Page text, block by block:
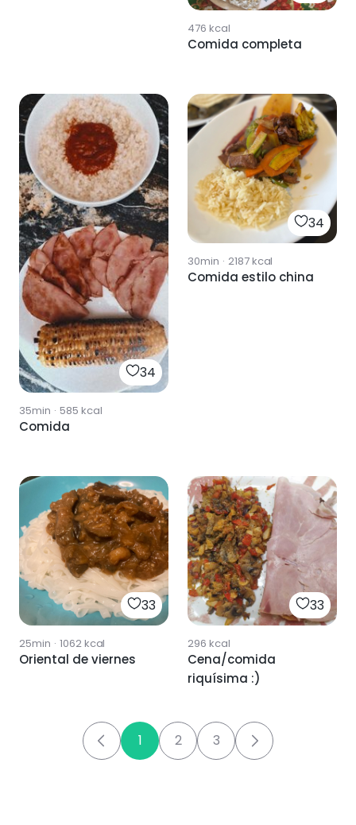
476 kcal
Comida completa
34
35min · 585 kcal
Comida
34
30min · 2187kcal
Comida estilo china
33
25min · 1062kcal
Oriental de viernes
33
296 kcal
Cena/comida
riquísima :)
1 2 3